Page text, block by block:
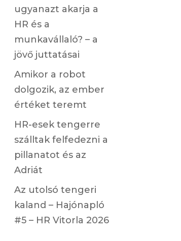
ugyanazt akarja a
HR és a
munkavállaló? – a
jövő juttatásai
Amikor a robot
dolgozik, az ember
értéket teremt
HR-esek tengerre
szálltak felfedezni a
pillanatot és az
Adriát
Az utolsó tengeri
kaland – Hajónapló
#5 – HR Vitorla 2026